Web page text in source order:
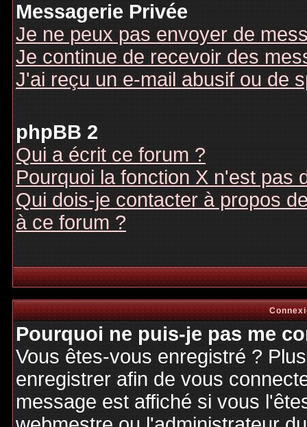
Messagerie Privée
Je ne peux pas envoyer de
Je continue de recevoir des
J'ai reçu un e-mail abusif ou de
phpBB 2
Qui a écrit ce forum ?
Pourquoi la fonction X n'est pas
Qui dois-je contacter à propos
à ce forum ?
Pourquoi ne puis-je pas me
Vous êtes-vous enregistré ?
enregistrer afin de vous
message est affiché si vous